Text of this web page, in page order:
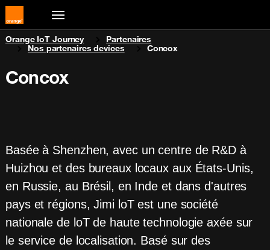
You are here:
Orange IoT Journey
Partenaires
Nos partenaires devices
Concox
Concox
Basée à Shenzhen, avec un centre de R&D à
Huizhou et des bureaux locaux aux États-Unis,
en Russie, au Brésil, en Inde et dans d'autres
pays et régions, Jimi loT est une société
nationale de loT de haute technologie axée sur
le service de localisation. Basé sur des